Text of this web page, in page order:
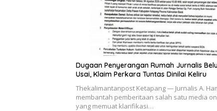
Dugaan Penyerangan Rumah Jurnalis
Usai, Klaim Perkara Tuntas Dinilai Keliru
Thekalimantanpost Ketapang — Jurnalis A.
membantah pemberitaan salah satu media
yang memuat klarifikasi…